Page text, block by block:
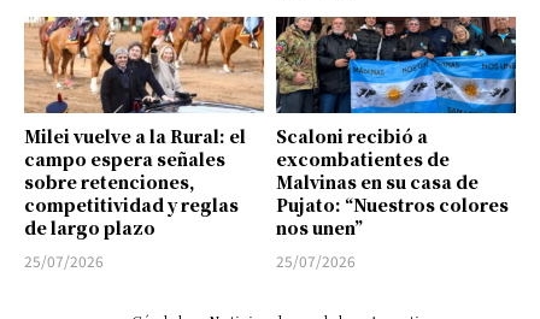
Milei vuelve a la Rural: el
campo espera señales
sobre retenciones,
competitividad y reglas
de largo plazo
25/07/2026
Scaloni recibió a
excombatientes de
Malvinas en su casa de
Pujato: “Nuestros colores
nos unen”
25/07/2026